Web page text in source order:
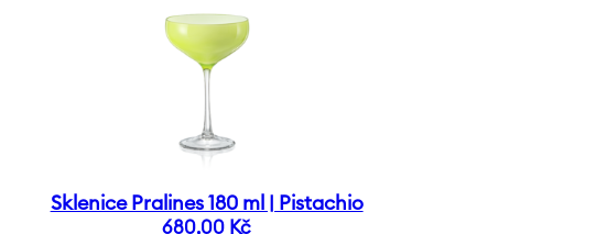
Sklenice Pralines 180 ml | Pistachio
680,00 Kč